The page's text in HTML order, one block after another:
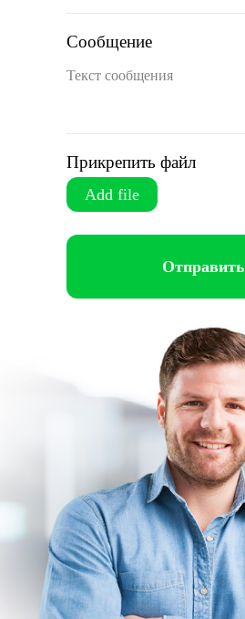
Сообщение
Прикрепить файл
Add file
Отправить